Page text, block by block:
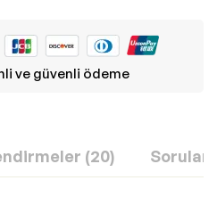
ve güvenli ödeme
(20) Sorular